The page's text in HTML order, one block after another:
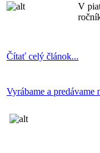
V
Čítať celý článok...
Vyrábame a